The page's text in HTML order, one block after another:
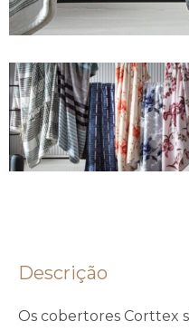
Descrição
Os cobertores Corttex